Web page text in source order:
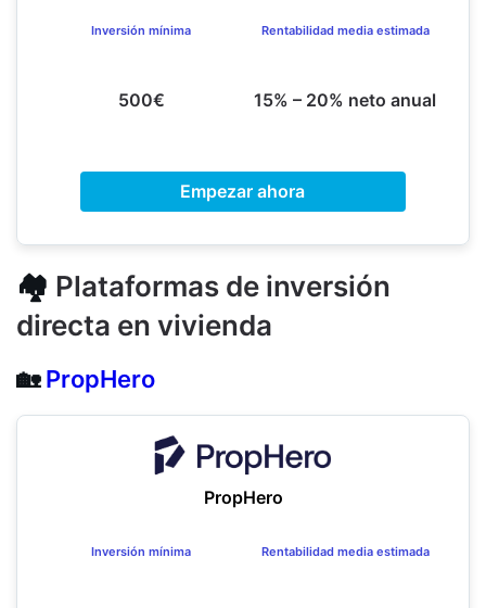
Inversión mínima
500€
Rentabilidad media estimada
15% – 20% neto anual
Empezar ahora
🏘️ Plataformas de inversión
directa en vivienda
🏡PropHero
PropHero
Inversión mínima Rentabilidad media estimada